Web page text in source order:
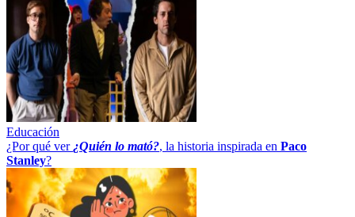
Educación
¿Por qué ver ¿Quién lo mató?, la historia inspirada en Paco
Stanley?